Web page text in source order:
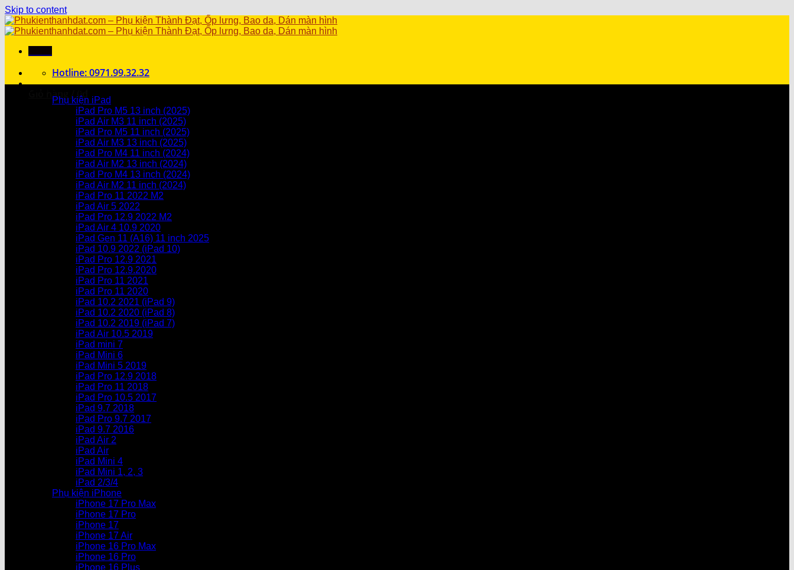
Skip to content
Hotline: 0971.99.32.32
Giỏ hàng / 0₫
Chưa có sản phẩm trong giỏ hàng.
Chưa có sản phẩm trong giỏ hàng.
Phụ kiện iPad
iPad Pro M5 13 inch (2025)
iPad Air M3 11 inch (2025)
iPad Pro M5 11 inch (2025)
iPad Air M3 13 inch (2025)
iPad Pro M4 11 inch (2024)
iPad Air M2 13 inch (2024)
iPad Pro M4 13 inch (2024)
iPad Air M2 11 inch (2024)
iPad Pro 11 2022 M2
iPad Air 5 2022
iPad Pro 12.9 2022 M2
iPad Air 4 10.9 2020
iPad Gen 11 (A16) 11 inch 2025
iPad 10.9 2022 (iPad 10)
iPad Pro 12.9 2021
iPad Pro 12.9.2020
iPad Pro 11 2021
iPad Pro 11 2020
iPad 10.2 2021 (iPad 9)
iPad 10.2 2020 (iPad 8)
iPad 10.2 2019 (iPad 7)
iPad Air 10.5 2019
iPad mini 7
iPad Mini 6
iPad Mini 5 2019
iPad Pro 12.9 2018
iPad Pro 11 2018
iPad Pro 10.5 2017
iPad 9.7 2018
iPad Pro 9.7 2017
iPad 9.7 2016
iPad Air 2
iPad Air
iPad Mini 4
iPad Mini 1, 2, 3
iPad 2/3/4
Phụ kiện iPhone
iPhone 17 Pro Max
iPhone 17 Pro
iPhone 17
iPhone 17 Air
iPhone 16 Pro Max
iPhone 16 Pro
iPhone 16 Plus